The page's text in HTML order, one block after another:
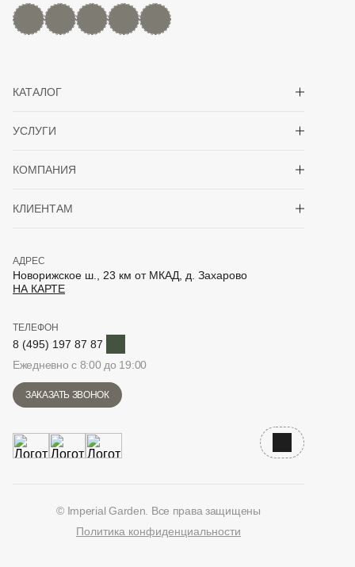
MAX Дзен YouTuberutubeTelegram
КАТАЛОГ
УСЛУГИ
КОМПАНИЯ
КЛИЕНТАМ
АДРЕС
Новорижское ш., 23 км от МКАД, д. Захарово
НА КАРТЕ
ТЕЛЕФОН
8 (495) 197 87 87
Ежедневно с 8:00 до 19:00
ЗАКАЗАТЬ ЗВОНОК
Наверх
© Imperial Garden. Все права защищены
Политика конфиденциальности